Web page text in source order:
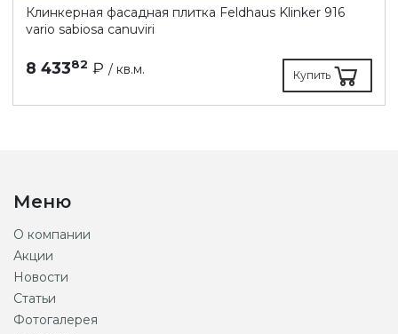
Клинкерная фасадная плитка Feldhaus Klinker 916
vario sabiosa canuviri
8 43382 ₽ / кв.м. Купить
Меню
О компании
Акции
Новости
Статьи
Фотогалерея